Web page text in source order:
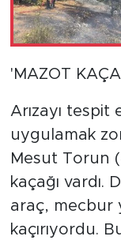
'MAZOT
Arızayı
uygulamak
Mesut Torun
kaçağı vardı.
araç, mecbur
kaçırıyordu.